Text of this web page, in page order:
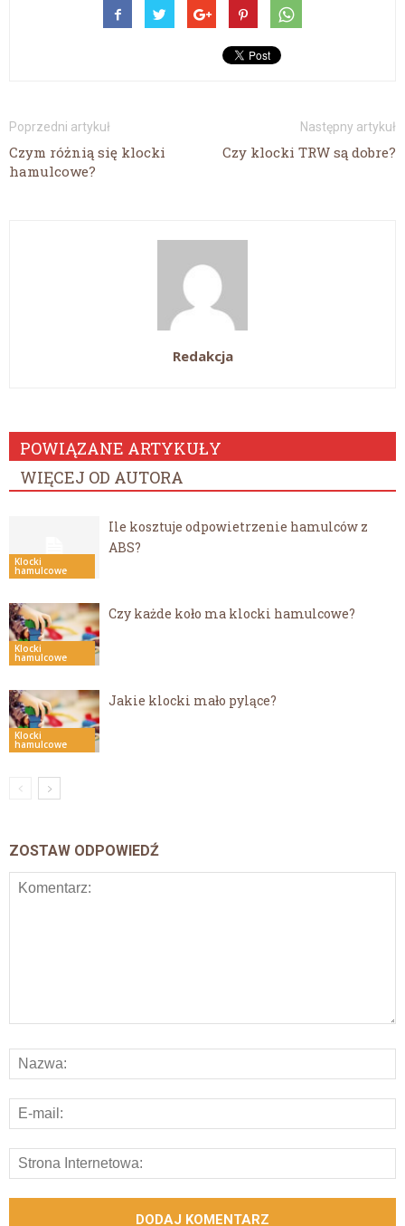
Poprzedni artykuł
Czym różnią się klocki
hamulcowe?
Następny artykuł
Czy klocki TRW są dobre?
Redakcja
POWIĄZANE ARTYKUŁY
WIĘCEJ OD AUTORA
Klocki
hamulcowe
Ile kosztuje odpowietrzenie hamulców z
ABS?
Klocki
hamulcowe
Czy każde koło ma klocki hamulcowe?
Klocki
hamulcowe
Jakie klocki mało pylące?
ZOSTAW ODPOWIEDŹ